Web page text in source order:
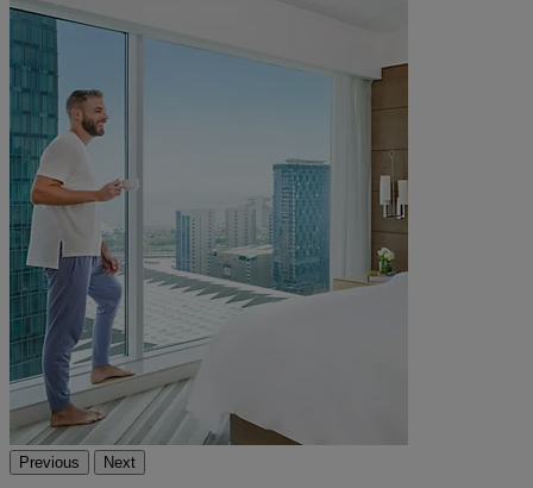
Previous Next